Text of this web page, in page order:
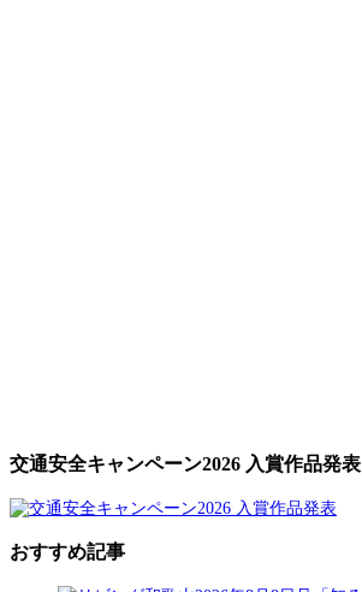
交通安全キャンペーン2026 入賞作品発表
おすすめ記事